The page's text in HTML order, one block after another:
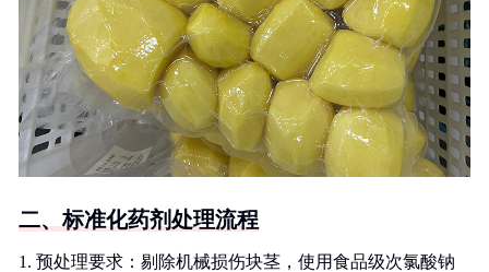
二、标准化药剂处理流程
1. 预处理要求：剔除机械损伤块茎，使用食品级次氯酸钠